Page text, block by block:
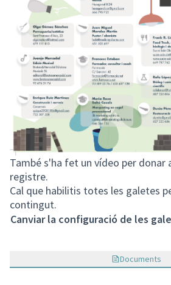
També s'ha fet un vídeo per donar
registre.
Cal que habilitis totes les galetes
contingut.
Canviar la configuració de les
Documents